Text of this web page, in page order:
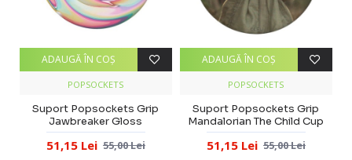
POPSOCKETS
Suport Popsockets Grip
Jawbreaker Gloss
51,15 Lei 55,00 Lei
ADAUGĂ ÎN COŞ
POPSOCKETS
Suport Popsockets Grip
Mandalorian The Child Cup
51,15 Lei 55,00 Lei
ADAUGĂ ÎN COŞ